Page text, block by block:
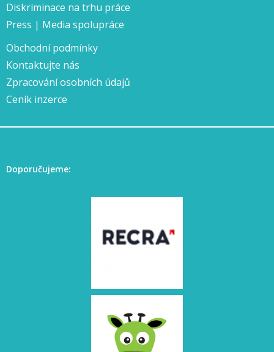
Diskriminace na trhu práce
Press | Media spolupráce
Obchodní podmínky
Kontaktujte nás
Zpracování osobních údajů
Ceník inzerce
Doporučujeme: